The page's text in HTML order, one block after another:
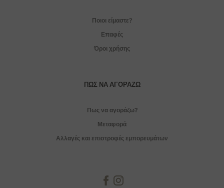
Ποιοι είμαστε?
Επαφές
Όροι χρήσης
ΠΏΣ ΝΑ ΑΓΟΡΆΖΩ
Πως να αγοράζω?
Μεταφορά
Αλλαγές και επιστροφές εμπορευμάτων